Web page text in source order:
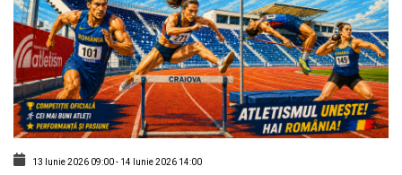
13 Iunie 2026 09:00- 14 Iunie 2026 14:00